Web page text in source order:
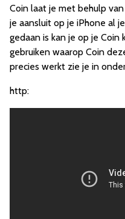
Coin laat je met behulp
je aansluit op je iPhone al
gedaan is kan je op je
gebruiken waarop Coin
precies werkt zie je in
http: